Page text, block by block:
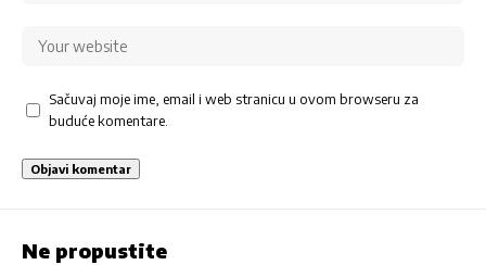
Sačuvaj moje ime, email i web stranicu u ovom browseru za
buduće komentare.
Ne propustite